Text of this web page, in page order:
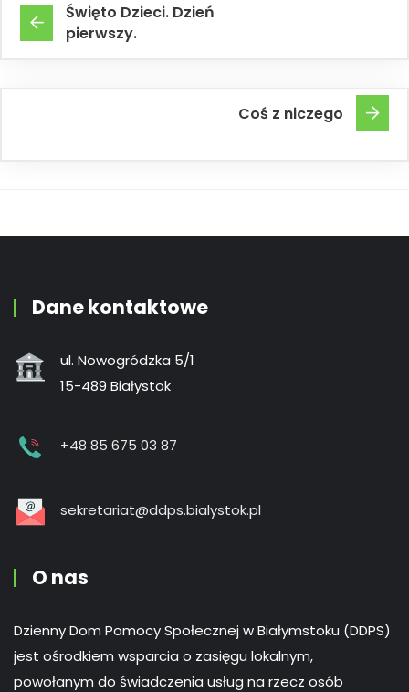
Święto Dzieci. Dzień
pierwszy.
Coś z niczego
Dane kontaktowe
ul. Nowogródzka 5/1
15-489 Białystok
+48 85 675 03 87
sekretariat@ddps.bialystok.pl
O nas
Dzienny Dom Pomocy Społecznej w Białymstoku (DDPS)
jest ośrodkiem wsparcia o zasięgu lokalnym,
powołanym do świadczenia usług na rzecz osób